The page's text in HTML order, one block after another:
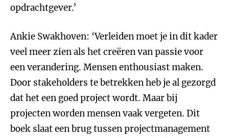
opdrachtgever.’
Ankie Swakhoven: ‘Verleiden moet je in dit kader
veel meer zien als het creëren van passie voor
een verandering. Mensen enthousiast maken.
Door stakeholders te betrekken heb je al gezorgd
dat het een goed project wordt. Maar bij
projecten worden mensen vaak vergeten. Dit
boek slaat een brug tussen projectmanagement